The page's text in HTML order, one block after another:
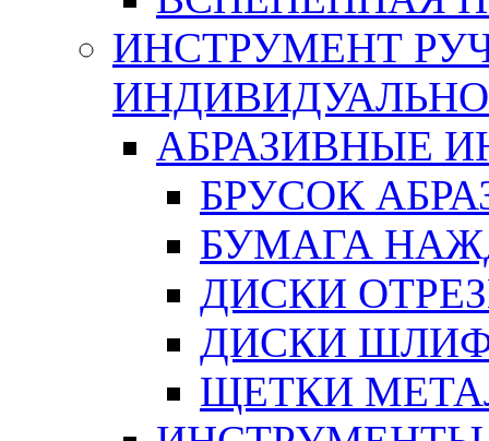
ИНСТРУМЕНТ
АБРАЗИВНЫЕ
БРУСОК
БУМАГА
ДИСКИ
ДИСКИ
ЩЕТКИ